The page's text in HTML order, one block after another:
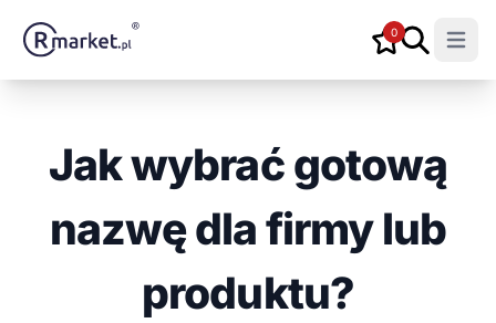
0
Open
Jak wybrać gotową
nazwę dla firmy lub
produktu?